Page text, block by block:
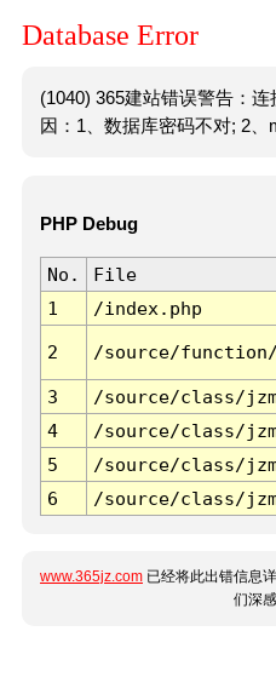
Database Error
(1040) 365建站错误警告：
因：1、数据库密码不对; 2、
PHP Debug
No. File
1
/index.php
2 /source/
3 /source/class/
4
/source/class/
5
/source/class/
6
/source/class/
www.365jz.com 已经将此出错信息
们深